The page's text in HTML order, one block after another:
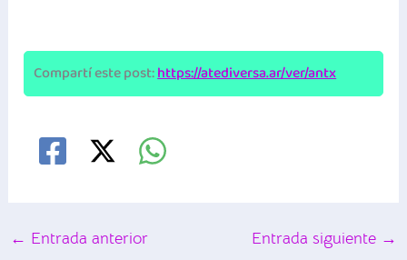
Compartí este post:https://atediversa.ar/ver/antx
← Entrada anterior Entrada siguiente →